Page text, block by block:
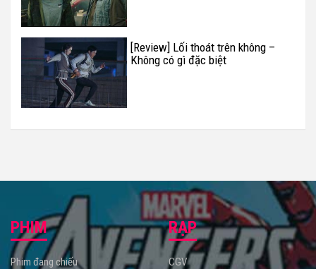
[Review] Lối thoát trên không –
Không có gì đặc biệt
PHIM
Phim đang chiếu
RẠP
CGV